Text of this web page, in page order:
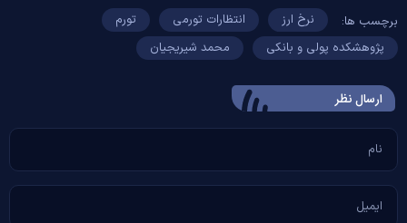
برچسب ها: نرخ ارز انتظارات تورمی
تورم
پژوهشکده پولی و بانکی
محمد شیریجیان
ارسال‌ نظر